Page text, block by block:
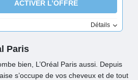
ACTIVER L’OFFRE
Détails
Paris
bien, L’Oréal Paris aussi. Depuis
s’occupe de vos cheveux et de tout